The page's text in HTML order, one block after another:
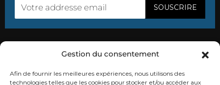
Gestion du consentement
Afin de fournir les meilleures expériences, nous utilisons des
technologies telles que les cookies pour stocker et/ou accéder aux
SUIVEZ-NOUS